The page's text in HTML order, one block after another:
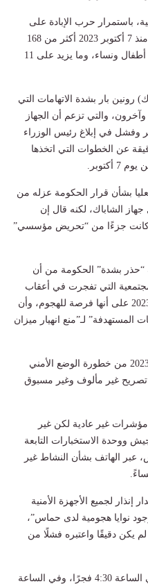
باستمرار حرب الإبادة على
قطاع غزة بدعم أمريكي، والتي خلّفت منذ 7 أكتوبر 2023 أكثر من 168
ألف قتيل وجريح فلسطينيين، معظمهم أطفال ونساء، وما يزيد على 11
رونين بار بشدة الاتهامات التي
وآخرون، والتي تزعم أن الجهاز
مسبقًا بشأن هجوم 7 أكتوبر وفشل في إبلاغ رئيس الوزراء
عن الخطوات التي اتخذها
7 أكتوبر.
بشأن قرار الحكومة عزله من
الشاباك، لكنه قال إن
كانت جزءًا من “تحريض مؤسسي”
“حذر بشدة” الحكومة من أن
التي تفجرت في أعقاب
خطة الحكومة لإصلاح القضاء في عام 2023 على أنها فرصة للهجوم، وأن
لـ”منع انهيار ميزان
وقال بار أيضًا إنه حذر نتنياهو في يوليو 2023 من خطورة الوضع الأمني
غير مألوف وغير مسبوق
تلقيه “مؤشرات غير عادية لكن غير
ووحدة الاستخبارات التابعة
عبر الهاتف بشأن النشاط غير
تم إصدار إنذار لجميع الأجهزة الأمنية
نوايا هجومية لدى حماس”،
يكن دقيقًا واعتبره فشلًا من
وقال بار إنه وصل إلى مقر الشاباك في الساعة 4:30 فجرًا، وفي الساعة